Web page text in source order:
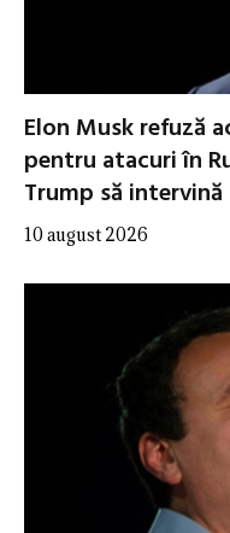
Elon Musk refuză
pentru atacuri în
Trump să intervină
10 august 2026